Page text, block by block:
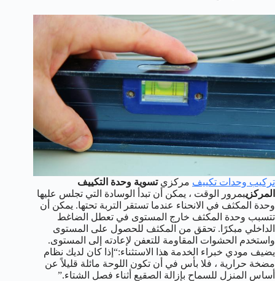
تركيب وحدات تكييف مركزيتسوية وحدة التكييف
المركزيبمرور الوقت ، يمكن أن تبدأ الوسادة التي تجلس عليها
وحدة المكثف في الانحناء عندما تستقر التربة تحتها. يمكن أن
تتسبب وحدة المكثف خارج المستوى في تعطل الضاغط
الداخلي مبكرًا. تحقق من المكثف للحصول على المستوى
واستخدم الحشوات المقاومة للتعفن لإعادته إلى المستوى.
يضيف مودي خبراء الخدمة هذا الاستثناء:“إذا كان لديك نظام
مضخة حرارية ، فلا بأس في أن تكون اللوحة مائلة قليلاً عن
أساس المنزل للسماح بإزالة الصقيع أثناء فصل الشتاء.”